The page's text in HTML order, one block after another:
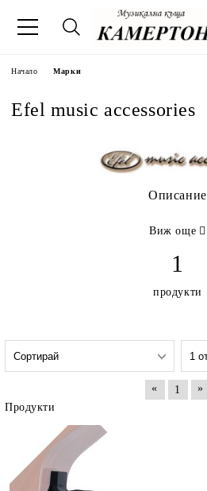
Начало Марки
Efel music accessories
Описание
Виж още
1
продукти
« 1
»
Продукти